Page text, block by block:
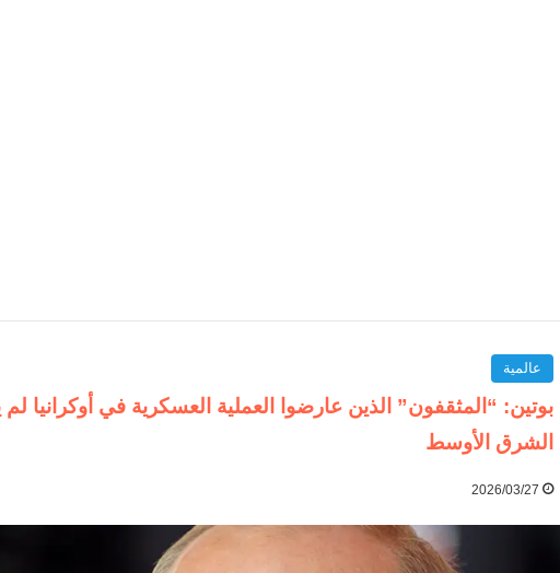
عالمية
بوتين: “المثقفون” الذين عارضوا العملية العسكرية في أوكرانيا
الشرق الأوسط
2026/03/27